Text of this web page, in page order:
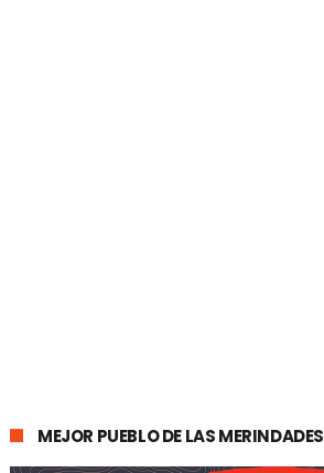
MEJOR PUEBLO DE LAS MERINDADES